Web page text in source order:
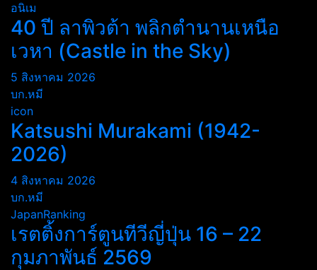
อนิเม
40 ปี ลาพิวต้า พลิกตำนานเหนือ
เวหา (Castle in the Sky)
5 สิงหาคม 2026
บก.หมี
icon
Katsushi Murakami (1942-
2026)
4 สิงหาคม 2026
บก.หมี
JapanRanking
เรตติ้งการ์ตูนทีวีญี่ปุ่น 16 – 22
กุมภาพันธ์ 2569